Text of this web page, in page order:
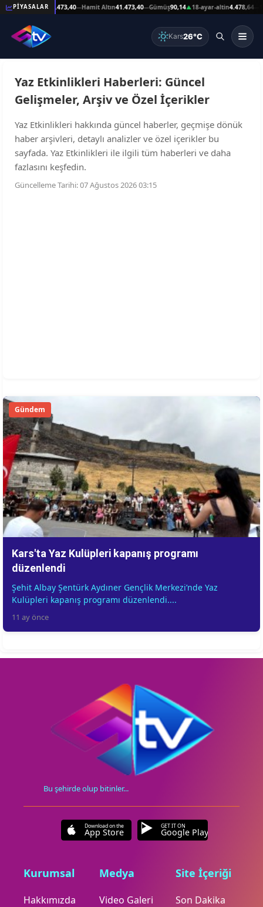
PİYASALAR
—Reşat Altın41.473,40—Hamit Altın41.473,40—Gümüş90,14▲18-ayar-altin4.478,64—
Kars26°C
Yaz Etkinlikleri Haberleri: Güncel
Gelişmeler, Arşiv ve Özel İçerikler
Yaz Etkinlikleri hakkında güncel haberler, geçmişe dönük
haber arşivleri, detaylı analizler ve özel içerikler bu
sayfada. Yaz Etkinlikleri ile ilgili tüm haberleri ve daha
fazlasını keşfedin.
Güncelleme Tarihi: 07 Ağustos 2026 03:15
Gündem
Kars'ta Yaz Kulüpleri kapanış programı
düzenlendi
Şehit Albay Şentürk Aydıner Gençlik Merkezi’nde Yaz
Kulüpleri kapanış programı düzenlendi....
11 ay önce
Bu şehirde olup bitinler...
Download on the
App Store
GET IT ON
Google Play
Kurumsal
Hakkımızda
Medya
Video Galeri
Site İçeriği
Son Dakika